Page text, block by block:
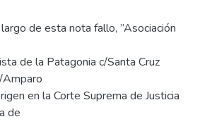
de esta nota fallo, ”Asociación
de la Patagonia c/Santa Cruz
en la Corte Suprema de Justicia
de